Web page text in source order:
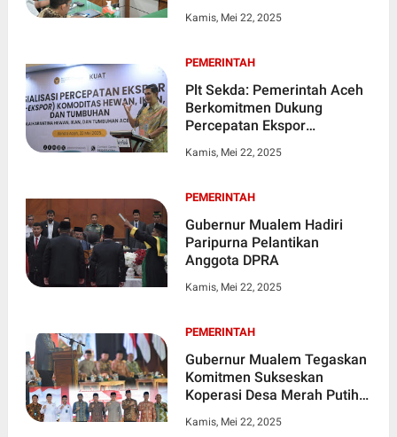
Kamis, Mei 22, 2025
PEMERINTAH
Plt Sekda: Pemerintah Aceh
Berkomitmen Dukung
Percepatan Ekspor
Kamis, Mei 22, 2025
PEMERINTAH
Gubernur Mualem Hadiri
Paripurna Pelantikan
Anggota DPRA
Kamis, Mei 22, 2025
PEMERINTAH
Gubernur Mualem Tegaskan
Komitmen Sukseskan
Koperasi Desa Merah Putih
Kamis, Mei 22, 2025